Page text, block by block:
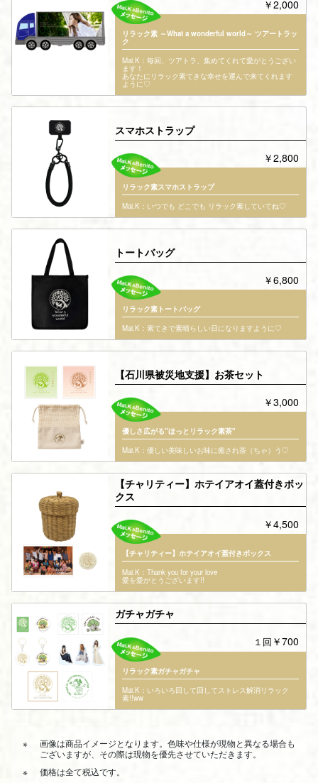
￥2,000
リラック素 ～What a wonderful world～ ツアートラッ
ク
Mai.K：毎回、ツアトラ、集めてくれて愛がとうござい
ます！
あなたにリラック素てきな幸せを運んで来てくれます
ように♡
スマホストラップ
￥2,800
リラック素スマホストラップ
Mai.K：いつでも どこでも リラック素していてね♡
トートバッグ
￥6,800
リラック素トートバッグ
Mai.K：素てきで素晴らしい日になりますように♡
【石川県被災地支援】お茶セット
￥3,000
優しさ広がる"ほっとリラック素茶"
Mai.K：優しい美味しいお味に癒され茶（ちゃ）う♡
【チャリティー】ホテイアオイ蓋付きボッ
クス
￥4,500
【チャリティー】ホテイアオイ蓋付きボックス
Mai.K：Thank you for your love
愛を愛がとうございます!!
ガチャガチャ
１回 ￥700
リラック素ガチャガチャ
Mai.K：いろいろ回して回してストレス解消リラック
素!!ww
画像は商品イメージとなります。色味や仕様が現物と異なる場合も
ございますが、その際は現物を優先させていただきます。
価格は全て税込です。